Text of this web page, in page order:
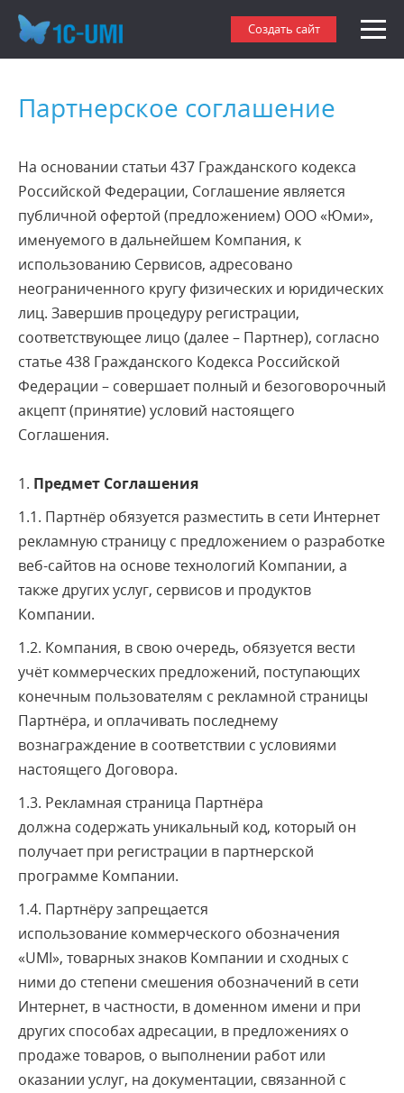
Создать сайт
Партнерское соглашение
На основании статьи 437 Гражданского кодекса
Российской Федерации, Соглашение является
публичной офертой (предложением) ООО «Юми»,
именуемого в дальнейшем Компания, к
использованию Сервисов, адресовано
неограниченного кругу физических и юридических
лиц. Завершив процедуру регистрации,
соответствующее лицо (далее – Партнер), согласно
статье 438 Гражданского Кодекса Российской
Федерации – совершает полный и безоговорочный
акцепт (принятие) условий настоящего
Соглашения.
1. Предмет Соглашения
1.1. Партнёр обязуется разместить в сети Интернет
рекламную страницу с предложением о разработке
веб-сайтов на основе технологий Компании, а
также других услуг, сервисов и продуктов
Компании.
1.2. Компания, в свою очередь, обязуется вести
учёт коммерческих предложений, поступающих
конечным пользователям с рекламной страницы
Партнёра, и оплачивать последнему
вознаграждение в соответствии с условиями
настоящего Договора.
1.3. Рекламная страница Партнёра
должна содержать уникальный код, который он
получает при регистрации в партнерской
программе Компании.
1.4. Партнёру запрещается
использование коммерческого обозначения
«UMI», товарных знаков Компании и сходных с
ними до степени смешения обозначений в сети
Интернет, в частности, в доменном имени и при
других способах адресации, в предложениях о
продаже товаров, о выполнении работ или
оказании услуг, на документации, связанной с